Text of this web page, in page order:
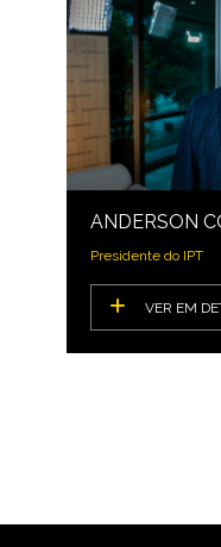
ANDERSON
Presidente do IPT
VER EM